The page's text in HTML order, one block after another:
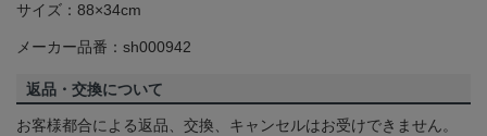
サイズ：88×34cm
メーカー品番：sh000942
返品・交換について
お客様都合による返品、交換、キャンセルはお受けできません。